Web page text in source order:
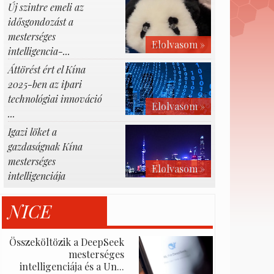
Elolvasom »
Új szintre emeli az
idősgondozást a
mesterséges
intelligencia-...
Elolvasom »
Áttörést ért el Kína
2025-ben az ipari
technológiai innováció
...
Elolvasom »
Igazi löket a
gazdaságnak Kína
mesterséges
intelligenciája
NICE
Összeköltözik a DeepSeek
mesterséges
intelligenciája és a Un...